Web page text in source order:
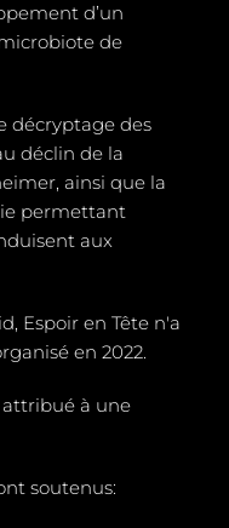
d’un
de
décryptage des
déclin de la
ainsi que la
permettant
aux
Espoir en Tête n'a
en 2022.
attribué à une
soutenus: